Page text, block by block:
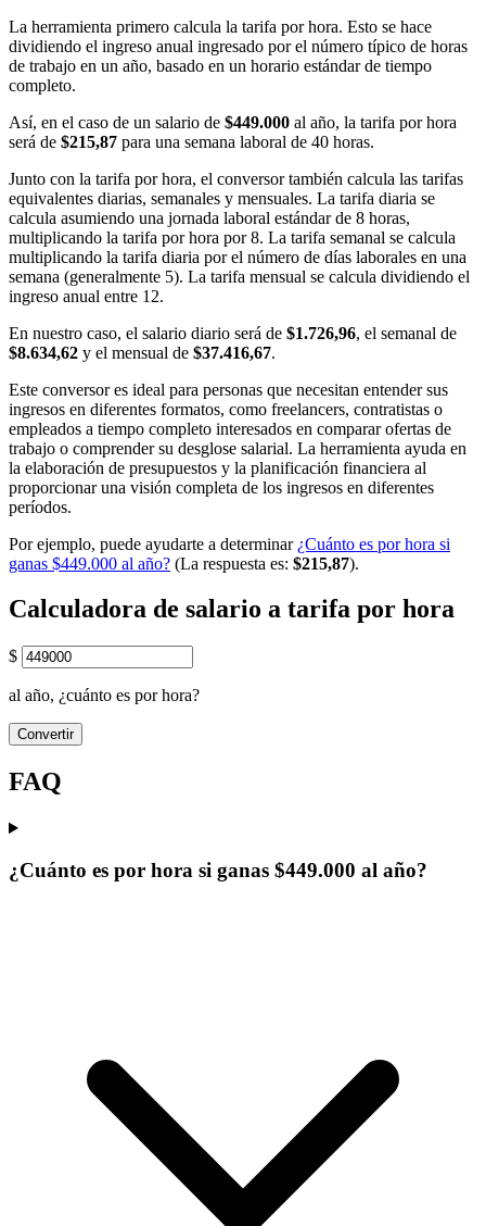
La herramienta primero calcula la tarifa por hora. Esto se hace
dividiendo el ingreso anual ingresado por el número típico de horas
de trabajo en un año, basado en un horario estándar de tiempo
completo.
Así, en el caso de un salario de $449.000 al año, la tarifa por hora
será de $215,87 para una semana laboral de 40 horas.
Junto con la tarifa por hora, el conversor también calcula las tarifas
equivalentes diarias, semanales y mensuales. La tarifa diaria se
calcula asumiendo una jornada laboral estándar de 8 horas,
multiplicando la tarifa por hora por 8. La tarifa semanal se calcula
multiplicando la tarifa diaria por el número de días laborales en una
semana (generalmente 5). La tarifa mensual se calcula dividiendo el
ingreso anual entre 12.
En nuestro caso, el salario diario será de $1.726,96, el semanal de
$8.634,62 y el mensual de $37.416,67.
Este conversor es ideal para personas que necesitan entender sus
ingresos en diferentes formatos, como freelancers, contratistas o
empleados a tiempo completo interesados en comparar ofertas de
trabajo o comprender su desglose salarial. La herramienta ayuda en
la elaboración de presupuestos y la planificación financiera al
proporcionar una visión completa de los ingresos en diferentes
períodos.
Por ejemplo, puede ayudarte a determinar ¿Cuánto es por hora si
ganas $449.000 al año? (La respuesta es: $215,87).
Calculadora de salario a tarifa por hora
$
al año, ¿cuánto es por hora?
Convertir
FAQ
¿Cuánto es por hora si ganas $449.000 al año?